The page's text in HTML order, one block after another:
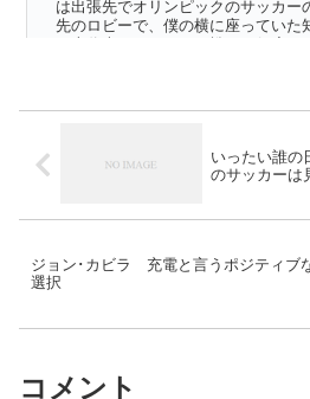
は出張先でオリンピックのサッカー
先のロビーで、僕の横に座っていた
日本代表のふがいない戦いに何度
いったい誰
のサッカーは
ジョン･カビラ 充電と言うポジティブ
選択
コメント